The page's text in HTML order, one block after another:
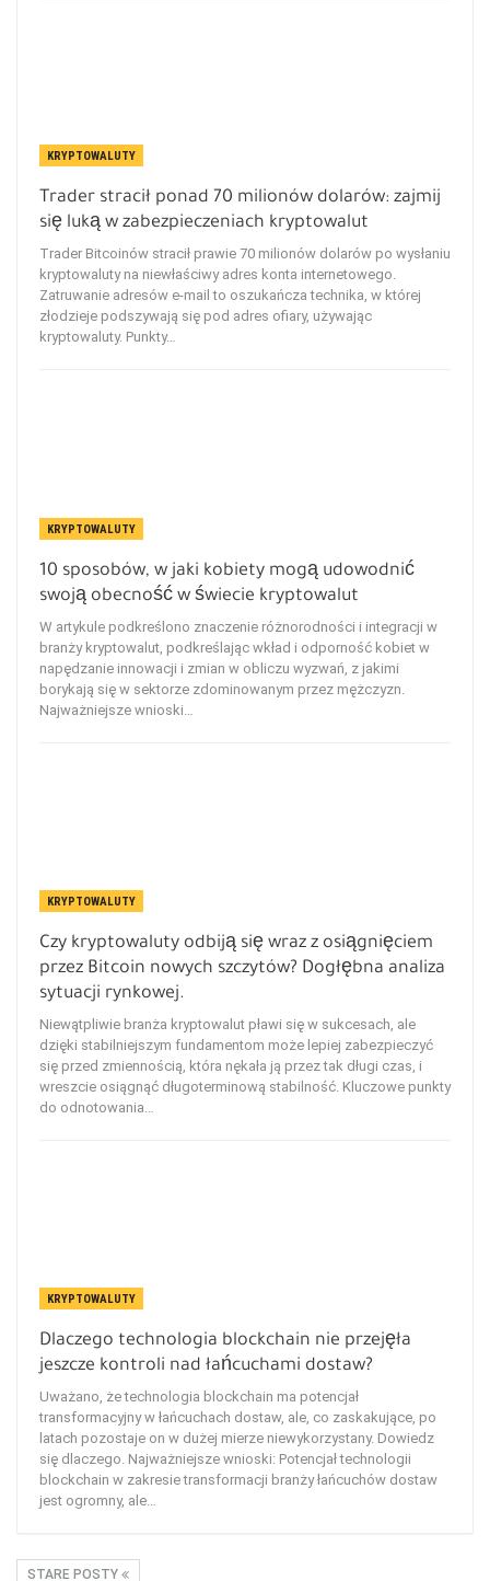
KRYPTOWALUTY
Trader stracił ponad 70 milionów dolarów: zajmij
się luką w zabezpieczeniach kryptowalut
Trader Bitcoinów stracił prawie 70 milionów dolarów po wysłaniu
kryptowaluty na niewłaściwy adres konta internetowego.
Zatruwanie adresów e-mail to oszukańcza technika, w której
złodzieje podszywają się pod adres ofiary, używając
kryptowaluty. Punkty…
KRYPTOWALUTY
10 sposobów, w jaki kobiety mogą udowodnić
swoją obecność w świecie kryptowalut
W artykule podkreślono znaczenie różnorodności i integracji w
branży kryptowalut, podkreślając wkład i odporność kobiet w
napędzanie innowacji i zmian w obliczu wyzwań, z jakimi
borykają się w sektorze zdominowanym przez mężczyzn.
Najważniejsze wnioski…
KRYPTOWALUTY
Czy kryptowaluty odbiją się wraz z osiągnięciem
przez Bitcoin nowych szczytów? Dogłębna analiza
sytuacji rynkowej.
Niewątpliwie branża kryptowalut pławi się w sukcesach, ale
dzięki stabilniejszym fundamentom może lepiej zabezpieczyć
się przed zmiennością, która nękała ją przez tak długi czas, i
wreszcie osiągnąć długoterminową stabilność. Kluczowe punkty
do odnotowania…
KRYPTOWALUTY
Dlaczego technologia blockchain nie przejęła
jeszcze kontroli nad łańcuchami dostaw?
Uważano, że technologia blockchain ma potencjał
transformacyjny w łańcuchach dostaw, ale, co zaskakujące, po
latach pozostaje on w dużej mierze niewykorzystany. Dowiedz
się dlaczego. Najważniejsze wnioski: Potencjał technologii
blockchain w zakresie transformacji branży łańcuchów dostaw
jest ogromny, ale…
STARE POSTY